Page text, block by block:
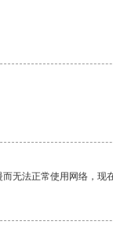
无法正常使用网络，现